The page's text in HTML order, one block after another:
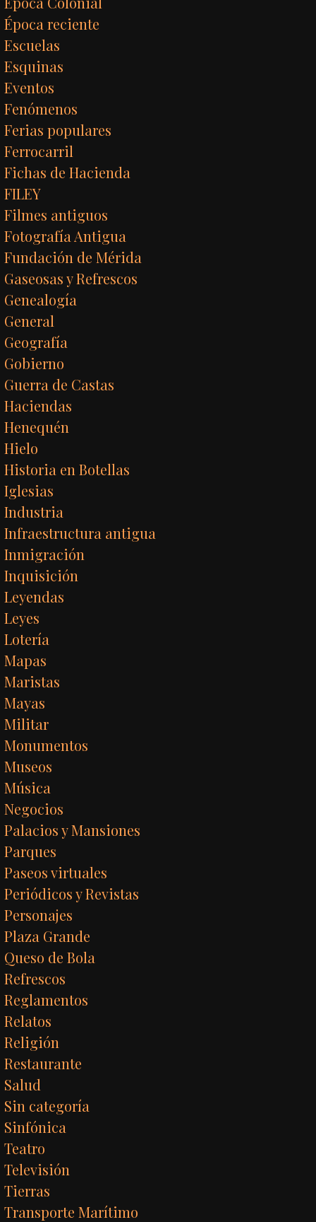
Época reciente
Escuelas
Esquinas
Eventos
Fenómenos
Ferias populares
Ferrocarril
Fichas de Hacienda
FILEY
Filmes antiguos
Fotografía Antigua
Fundación de Mérida
Gaseosas y Refrescos
Genealogía
General
Geografía
Gobierno
Guerra de Castas
Haciendas
Henequén
Hielo
Historia en Botellas
Iglesias
Industria
Infraestructura antigua
Inmigración
Inquisición
Leyendas
Leyes
Lotería
Mapas
Maristas
Mayas
Militar
Monumentos
Museos
Música
Negocios
Palacios y Mansiones
Parques
Paseos virtuales
Periódicos y Revistas
Personajes
Plaza Grande
Queso de Bola
Refrescos
Reglamentos
Relatos
Religión
Restaurante
Salud
Sin categoría
Sinfónica
Teatro
Televisión
Tierras
Transporte Marítimo